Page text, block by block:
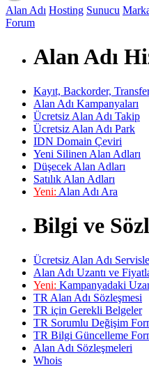
Alan Adı Hosting Sunucu
Forum
Alan Adı
Kayıt, Backorder,
Alan Adı Kampanyaları
Ücretsiz Alan Adı Takip
Ücretsiz Alan Adı Park
IDN Domain Çeviri
Yeni Silinen Alan Adları
Düşecek Alan Adları
Satılık Alan Adları
Yeni: Alan Adı Ara
Bilgi ve
Ücretsiz Alan Adı
Alan Adı Uzantı ve
Yeni: Kampanyadaki
TR Alan Adı Sözleşmesi
TR için Gerekli Belgeler
TR Sorumlu Değişim
TR Bilgi Güncelleme
Alan Adı Sözleşmeleri
Whois